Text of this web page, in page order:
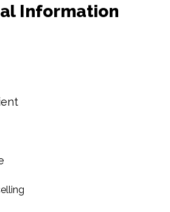
Information